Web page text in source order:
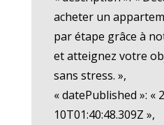
acheter un
par étape grâce à
et atteignez votre
sans stress. »,
« datePublished »: «
10T01:40:48.309Z »,